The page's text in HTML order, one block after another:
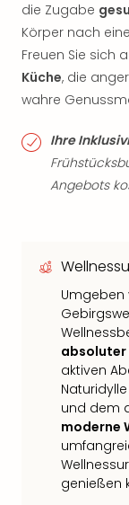
die Zugabe
Körper nach
Freuen Sie sich
Küche, die
wahre
Ihre
Angebots
absoluter
aktiven
und dem
moderne
genießen